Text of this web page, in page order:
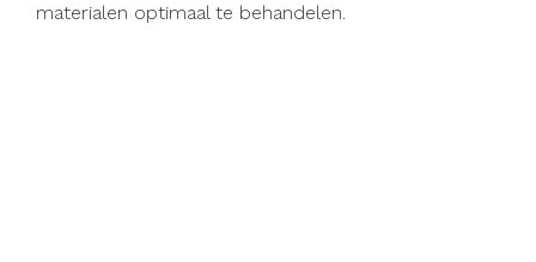
materialen optimaal te behandelen.